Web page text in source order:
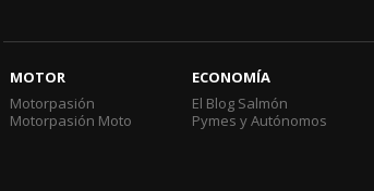
MOTOR
Motorpasión
Motorpasión Moto
ECONOMÍA
El Blog Salmón
Pymes y Autónomos